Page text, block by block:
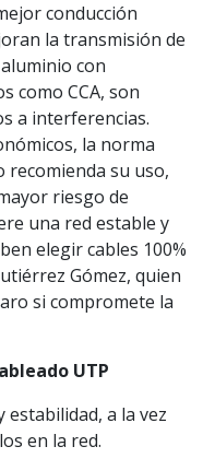
conducción
la transmisión de
con
como CCA, son
a interferencias.
la norma
recomienda su uso,
riesgo de
una red estable y
elegir cables 100%
Gómez, quien
si compromete la
UTP
a la vez
en la red.